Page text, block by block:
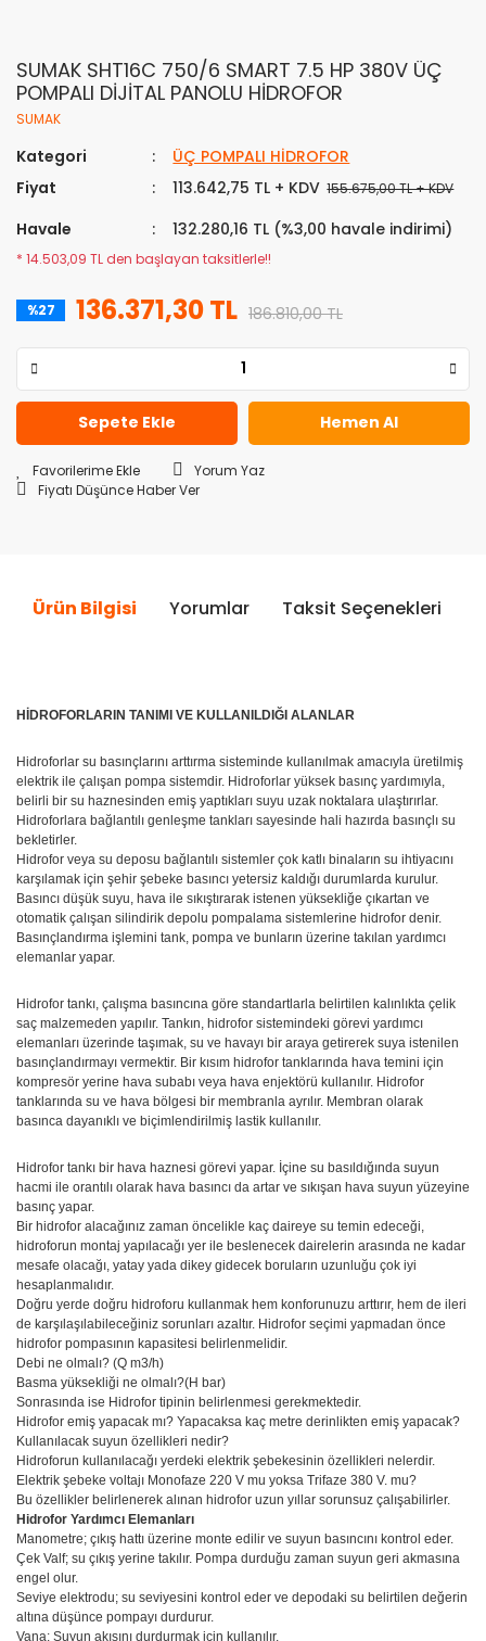
SUMAK SHT16C 750/6 SMART 7.5 HP 380V ÜÇ
POMPALI DİJİTAL PANOLU HİDROFOR
SUMAK
Kategori
ÜÇ POMPALI HİDROFOR
Fiyat
113.642,75 TL + KDV 155.675,00 TL + KDV
Havale 132.280,16 TL (%3,00 havale indirimi)
* 14.503,09 TL den başlayan taksitlerle!!
%27 136.371,30 TL 186.810,00 TL
Sepete Ekle Hemen Al
Yorum Yaz
Fiyatı Düşünce Haber Ver
Ürün Bilgisi Yorumlar Taksit Seçenekleri
HİDROFORLARIN TANIMI VE KULLANILDIĞI ALANLAR
Hidroforlar su basınçlarını arttırma sisteminde kullanılmak amacıyla üretilmiş
elektrik ile çalışan pompa sistemdir. Hidroforlar yüksek basınç yardımıyla,
belirli bir su haznesinden emiş yaptıkları suyu uzak noktalara ulaştırırlar.
Hidroforlara bağlantılı genleşme tankları sayesinde hali hazırda basınçlı su
bekletirler.
Hidrofor veya su deposu bağlantılı sistemler çok katlı binaların su ihtiyacını
karşılamak için şehir şebeke basıncı yetersiz kaldığı durumlarda kurulur.
Basıncı düşük suyu, hava ile sıkıştırarak istenen yüksekliğe çıkartan ve
otomatik çalışan silindirik depolu pompalama sistemlerine hidrofor denir.
Basınçlandırma işlemini tank, pompa ve bunların üzerine takılan yardımcı
elemanlar yapar.
Hidrofor tankı, çalışma basıncına göre standartlarla belirtilen kalınlıkta çelik
saç malzemeden yapılır. Tankın, hidrofor sistemindeki görevi yardımcı
elemanları üzerinde taşımak, su ve havayı bir araya getirerek suya istenilen
basınçlandırmayı vermektir. Bir kısım hidrofor tanklarında hava temini için
kompresör yerine hava subabı veya hava enjektörü kullanılır. Hidrofor
tanklarında su ve hava bölgesi bir membranla ayrılır. Membran olarak
basınca dayanıklı ve biçimlendirilmiş lastik kullanılır.
Hidrofor tankı bir hava haznesi görevi yapar. İçine su basıldığında suyun
hacmi ile orantılı olarak hava basıncı da artar ve sıkışan hava suyun yüzeyine
basınç yapar.
Bir hidrofor alacağınız zaman öncelikle kaç daireye su temin edeceği,
hidroforun montaj yapılacağı yer ile beslenecek dairelerin arasında ne kadar
mesafe olacağı, yatay yada dikey gidecek boruların uzunluğu çok iyi
hesaplanmalıdır.
Doğru yerde doğru hidroforu kullanmak hem konforunuzu arttırır, hem de ileri
de karşılaşılabileceğiniz sorunları azaltır. Hidrofor seçimi yapmadan önce
hidrofor pompasının kapasitesi belirlenmelidir.
Debi ne olmalı? (Q m3/h)
Basma yüksekliği ne olmalı?(H bar)
Sonrasında ise Hidrofor tipinin belirlenmesi gerekmektedir.
Hidrofor emiş yapacak mı? Yapacaksa kaç metre derinlikten emiş yapacak?
Kullanılacak suyun özellikleri nedir?
Hidroforun kullanılacağı yerdeki elektrik şebekesinin özellikleri nelerdir.
Elektrik şebeke voltajı Monofaze 220 V mu yoksa Trifaze 380 V. mu?
Bu özellikler belirlenerek alınan hidrofor uzun yıllar sorunsuz çalışabilirler.
Hidrofor Yardımcı Elemanları
Manometre; çıkış hattı üzerine monte edilir ve suyun basıncını kontrol eder.
Çek Valf; su çıkış yerine takılır. Pompa durduğu zaman suyun geri akmasına
engel olur.
Seviye elektrodu; su seviyesini kontrol eder ve depodaki su belirtilen değerin
altına düşünce pompayı durdurur.
Vana: Suyun akışını durdurmak için kullanılır.